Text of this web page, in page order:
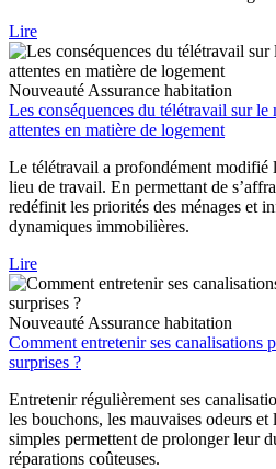
Lire
Nouveauté Assurance habitation
Les conséquences du télétravail sur
attentes en matière de logement
Le télétravail a profondément modifié
lieu de travail. En permettant de
redéfinit les priorités des ménages et
dynamiques immobilières.
Lire
Nouveauté Assurance habitation
Comment entretenir ses canalisations
surprises ?
Entretenir régulièrement ses
les bouchons, les mauvaises odeurs et
simples permettent de prolonger leur
réparations coûteuses.